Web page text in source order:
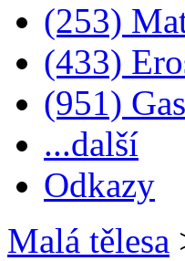
(253)
(433)
(951)
...další
Odkazy
Malá tělesa